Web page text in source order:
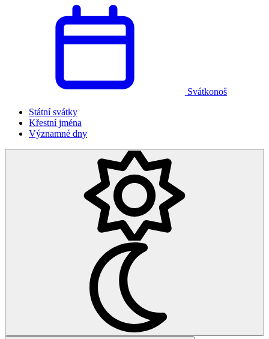
Svátkonoš
Státní svátky
Křestní jména
Významné dny